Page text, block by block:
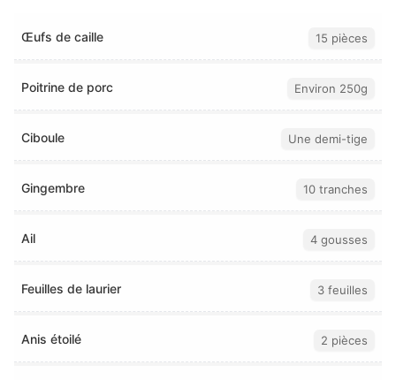
Œufs de caille 15 pièces
Poitrine de porc Environ 250g
Ciboule Une demi-tige
Gingembre 10 tranches
Ail 4 gousses
Feuilles de laurier 3 feuilles
Anis étoilé 2 pièces